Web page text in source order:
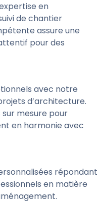
en
de chantier
assure une
pour des
avec notre
d’architecture.
sur mesure pour
en harmonie avec
répondant
en matière